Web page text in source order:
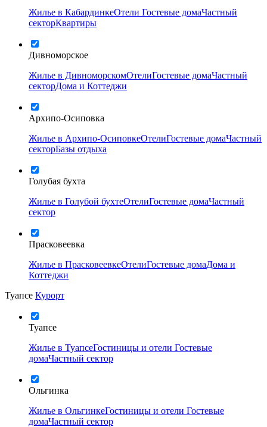
Жилье в КабардинкеОтели Гостевые домаЧастный
секторКвартиры
Дивноморское
Жилье в ДивноморскомОтелиГостевые домаЧастный
секторДома и Коттеджи
Архипо-Осиповка
Жилье в Архипо-ОсиповкеОтелиГостевые домаЧастный
секторБазы отдыха
Голубая бухта
Жилье в Голубой бухтеОтелиГостевые домаЧастный
сектор
Прасковеевка
Жилье в ПрасковеевкеОтелиГостевые домаДома и
Коттеджи
Туапсе Курорт
Туапсе
Жилье в ТуапсеГостиницы и отели Гостевые
домаЧастный сектор
Ольгинка
Жилье в ОльгинкеГостиницы и отели Гостевые
домаЧастный сектор